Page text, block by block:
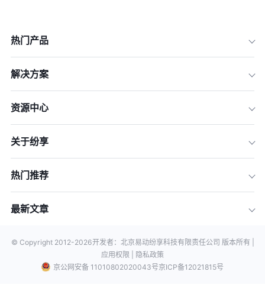
热门产品
解决方案
资源中心
关于纷享
热门推荐
最新文章
© Copyright 2012-2026开发者：北京易动纷享科技有限责任公司 版本所有 |
应用权限 |
隐私政策
京公网安备 11010802020043号京ICP备12021815号